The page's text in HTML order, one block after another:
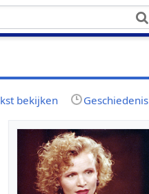
bekijken Geschiedenis